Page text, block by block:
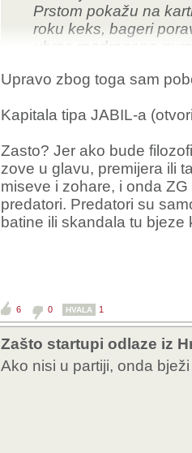
Prstom pokažu na
roku keks, bageri
ubrzo razdragano
Upravo zbog toga sam
Kapitala tipa JABIL-a
Zasto? Jer ako bude
zove u glavu, premijera ili
miseve i zohare, i onda
predatori. Predatori su
batine ili skandala tu
6 0 HVALA 1
Zašto startupi odlaze iz
Ako nisi u partiji, onda